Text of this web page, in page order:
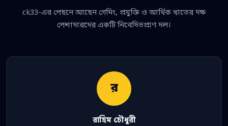
ck33-এর পেছনে আছেন গেমিং, প্রযুক্তি ও আর্থিক খাতের দক্ষ
পেশাদারদের একটি নিবেদিতপ্রাণ দল।
র
রাহিম চৌধুরী